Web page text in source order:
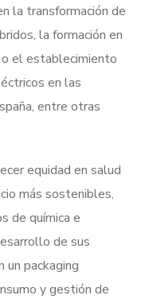
la transformación de
la formación en
el establecimiento
en las
entre otras
equidad en salud
más sostenibles,
de química e
de sus
un packaging
y gestión de